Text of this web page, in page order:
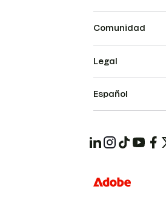
Comunidad
Legal
Español